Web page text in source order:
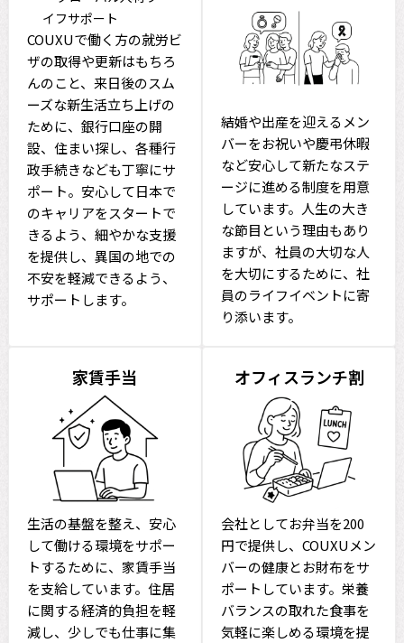
COUXUで働く方の就労ビ
ザの取得や更新はもちろ
んのこと、来日後のスム
ーズな新生活立ち上げの
ために、銀行口座の開
設、住まい探し、各種行
政手続きなども丁寧にサ
ポート。安心して日本で
のキャリアをスタートで
きるよう、細やかな支援
を提供し、異国の地での
不安を軽減できるよう、
サポートします。
結婚や出産を迎えるメン
バーをお祝いや慶弔休暇
など安心して新たなステ
ージに進める制度を用意
しています。人生の大き
な節目という理由もあり
ますが、社員の大切な人
を大切にするために、社
員のライフイベントに寄
り添います。
家賃手当
生活の基盤を整え、安心
して働ける環境をサポー
トするために、家賃手当
を支給しています。住居
に関する経済的負担を軽
減し、少しでも仕事に集
オフィスランチ割
会社としてお弁当を200
円で提供し、COUXUメン
バーの健康とお財布をサ
ポートしています。栄養
バランスの取れた食事を
気軽に楽しめる環境を提